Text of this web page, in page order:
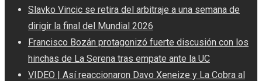
Slavko Vincic se retira del arbitraje a una semana de
dirigir la final del Mundial 2026
Francisco Bozán protagonizó fuerte discusión con los
hinchas de La Serena tras empate ante la UC
VIDEO | Así reaccionaron Davo Xeneize y La Cobra al